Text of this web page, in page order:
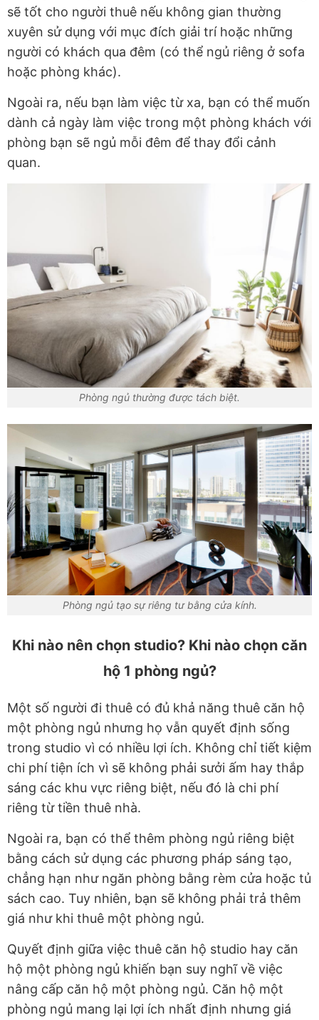
sẽ tốt cho người thuê nếu không gian thường
xuyên sử dụng với mục đích giải trí hoặc những
người có khách qua đêm (có thể ngủ riêng ở sofa
hoặc phòng khác).
Ngoài ra, nếu bạn làm việc từ xa, bạn có thể muốn
dành cả ngày làm việc trong một phòng khách với
phòng bạn sẽ ngủ mỗi đêm để thay đổi cảnh
quan.
Phòng ngủ thường được tách biệt.
Phòng ngủ tạo sự riêng tư bằng cửa kính.
Khi nào nên chọn studio? Khi nào chọn căn
hộ 1 phòng ngủ?
Một số người đi thuê có đủ khả năng thuê căn hộ
một phòng ngủ nhưng họ vẫn quyết định sống
trong studio vì có nhiều lợi ích. Không chỉ tiết kiệm
chi phí tiện ích vì sẽ không phải sưởi ấm hay thắp
sáng các khu vực riêng biệt, nếu đó là chi phí
riêng từ tiền thuê nhà.
Ngoài ra, bạn có thể thêm phòng ngủ riêng biệt
bằng cách sử dụng các phương pháp sáng tạo,
chẳng hạn như ngăn phòng bằng rèm cửa hoặc tủ
sách cao. Tuy nhiên, bạn sẽ không phải trả thêm
giá như khi thuê một phòng ngủ.
Quyết định giữa việc thuê căn hộ studio hay căn
hộ một phòng ngủ khiến bạn suy nghĩ về việc
nâng cấp căn hộ một phòng ngủ. Căn hộ một
phòng ngủ mang lại lợi ích nhất định nhưng giá